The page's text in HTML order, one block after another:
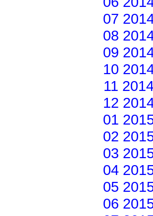
07
08
09
10
11
12
01
02
03
04
05
06